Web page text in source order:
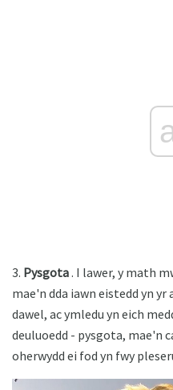
3. Pysgota. I lawer, y math
mae'n dda iawn eistedd yn yr
dawel, ac ymledu yn eich
deuluoedd - pysgota, mae'n
oherwydd ei fod yn fwy